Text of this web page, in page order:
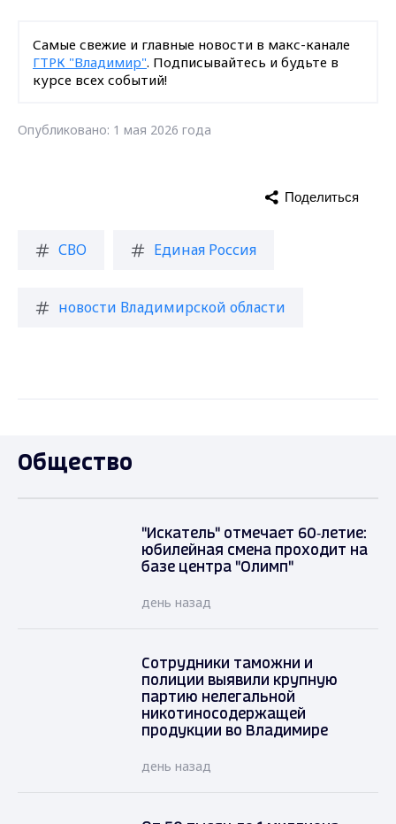
Самые свежие и главные новости в макс-канале
ГТРК "Владимир". Подписывайтесь и будьте в
курсе всех событий!
Опубликовано: 1 мая 2026 года
СВО Единая Россия
новости Владимирской области
Поделиться
Общество
"Искатель" отмечает 60‑летие:
юбилейная смена проходит на
базе центра "Олимп"
день назад
Сотрудники таможни и
полиции выявили крупную
партию нелегальной
никотиносодержащей
продукции во Владимире
день назад